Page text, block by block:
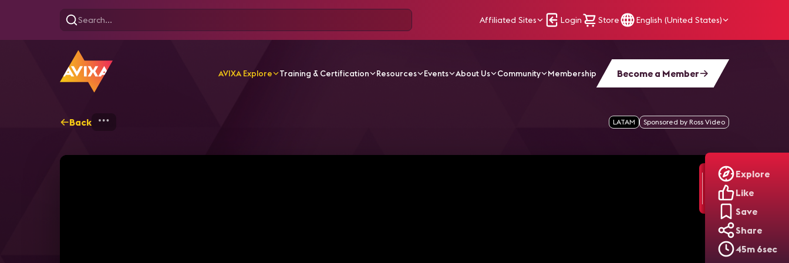
Affiliated Sites Login Store English (United States)
AVIXA Explore Training & Certification Resources Events About Us Community Membership Become a Member
Explore
Like
Save
Share
45m 6sec
Back CA25 - Do Sensor Ao Encantamento Como Criar Narrativas Imersivas Que Conectam Tecnologia E Emoção -
LATAM Sponsored by Ross Video